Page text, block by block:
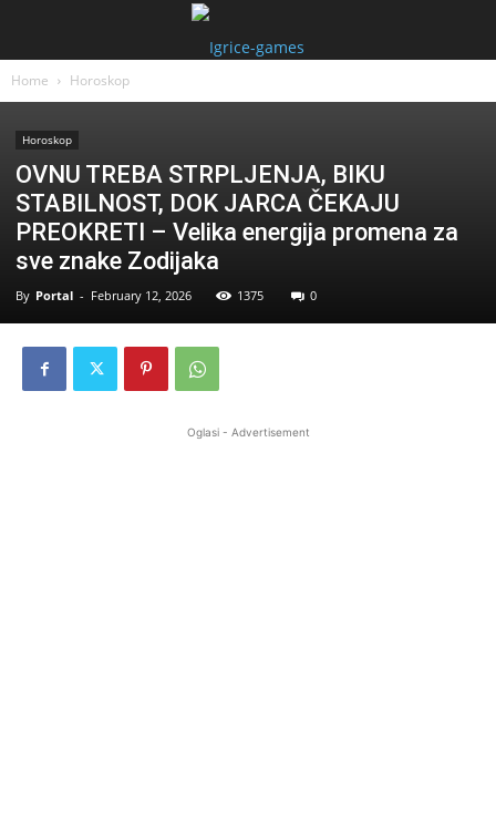
Home Horoskop
Horoskop
OVNU TREBA STRPLJENJA, BIKU
STABILNOST, DOK JARCA ČEKAJU
PREOKRETI – Velika energija promena za
sve znake Zodijaka
By Portal - February 12, 2026 1375 0
Oglasi - Advertisement